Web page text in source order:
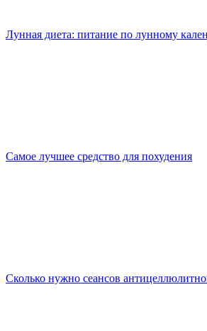
Лунная диета: питание по лунному
Самое лучшее средство для похудения
Сколько нужно сеансов